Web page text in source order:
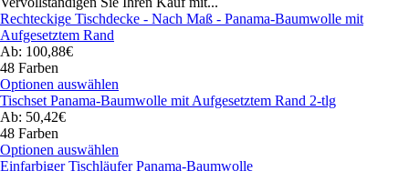
Rechteckige Tischdecke - Nach Maß - Panama-Baumwolle mit
Aufgesetztem Rand
Ab: 100,88€
48 Farben
Optionen auswählen
Tischset Panama-Baumwolle mit Aufgesetztem Rand 2-tlg
Ab: 50,42€
48 Farben
Optionen auswählen
Einfarbiger Tischläufer Panama-Baumwolle